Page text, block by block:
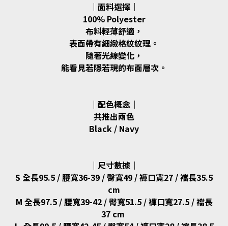
｜面料選擇｜
100% Polyester
布料輕薄舒適，
表面帶有細緻格紋紋理。
隨著光線變化，
能看見若隱若現的布面層次。
｜配色概念｜
共推出兩色
Black / Navy
｜尺寸數據｜
S 全長95.5 / 腰寬36-39 / 臀寬49 / 褲口寬27 / 襠長35.5
cm
M 全長97.5 / 腰寬39-42 / 臀寬51.5 / 褲口寬27.5 / 襠長
37 cm